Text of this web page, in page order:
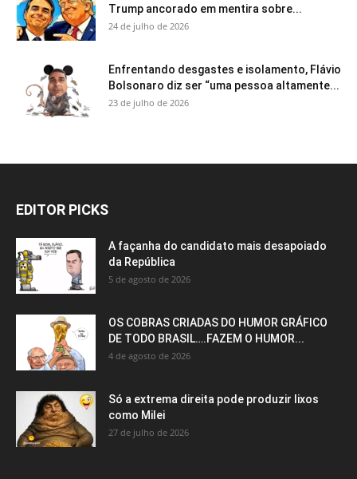
Trump ancorado em mentira sobre...
24 de julho de 2026
Enfrentando desgastes e isolamento, Flávio
Bolsonaro diz ser “uma pessoa altamente...
23 de julho de 2026
EDITOR PICKS
A façanha do candidato mais desapoiado
da República
5 de agosto de 2026
OS COBRAS CRIADAS DO HUMOR GRÁFICO
DE TODO BRASIL….FAZEM O HUMOR...
4 de agosto de 2026
Só a extrema direita pode produzir lixos
como Milei
27 de julho de 2026